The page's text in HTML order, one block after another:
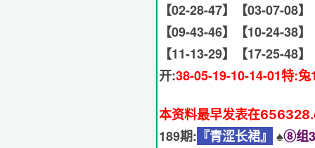
【02-28-47】【03-07-08】
【09-43-46】【10-24-38】
【11-13-29】【17-25-48】
开:38-05-19-10-14-01特:兔
本资料最早发表在
189期: 『青涩长裙』 ♠️⑧组